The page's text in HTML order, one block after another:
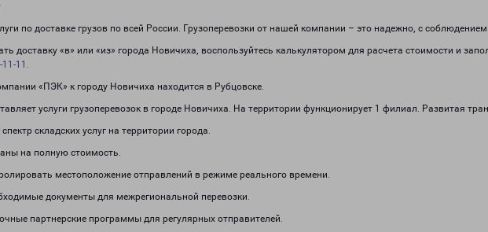
по доставке грузов по всей России. Грузоперевозки от нашей компании – это надежно, с
доставку «в» или «из» города Новичиха, воспользуйтесь калькулятором для расчета стоимости и
11 .
«ПЭК» к городу Новичиха находится в Рубцовске.
услуги грузоперевозок в городе Новичиха. На территории функционирует 1 филиал. Развитая
складских услуг на территории города.
на полную стоимость.
местоположение отправлений в режиме реального времени.
документы для межрегиональной перевозки.
партнерские программы для регулярных отправителей.